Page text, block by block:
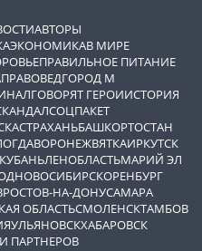
АВТОРЫ
ЭКОНОМИКАВ МИРЕ
ПРАВИЛЬНОЕ ПИТАНИЕ
ПРАВОВЕДГОРОД М
ГОВОРЯТ ГЕРОИИСТОРИЯ
СОЦПАКЕТ
АСТРАХАНЬБАШКОРТОСТАН
ВОРОНЕЖВЯТКАИРКУТСК
КУБАНЬЛЕНОБЛАСТЬМАРИЙ ЭЛ
НОВОСИБИРСКОРЕНБУРГ
РОСТОВ-НА-ДОНУСАМАРА
ОБЛАСТЬСМОЛЕНСКТАМБОВ
УЛЬЯНОВСКХАБАРОВСК
ПАРТНЕРОВ